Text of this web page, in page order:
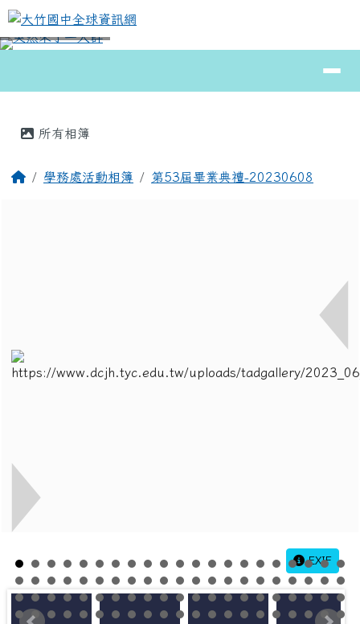
跳至主內容區
大竹國中全球資訊網
⏸
所有相簿
回首頁學務處活動相簿 第53屆畢業典禮-20230608
EXIF